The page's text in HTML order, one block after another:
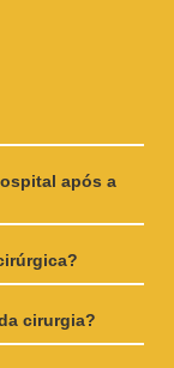
após a
cirurgia?